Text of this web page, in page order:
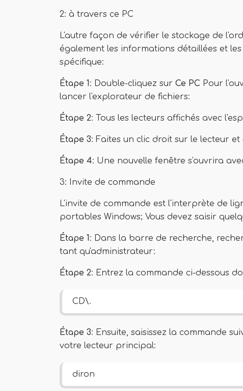
2: à travers ce PC
L'autre façon de vérifier le stockage de
également les informations détaillées et
spécifique:
Étape 1: Double-cliquez sur Ce PC Pour
lancer l'explorateur de fichiers:
Étape 2: Tous les lecteurs affichés avec
Étape 3: Faites un clic droit sur le lecteur et
Étape 4: Une nouvelle fenêtre s'ouvrira
3: Invite de commande
L'invite de commande est l'interprète de
portables Windows; Vous devez saisir
Étape 1: Dans la barre de recherche,
tant qu'administrateur:
Étape 2: Entrez la commande ci-dessous
CD\.
Étape 3: Ensuite, saisissez la commande
votre lecteur principal:
diron